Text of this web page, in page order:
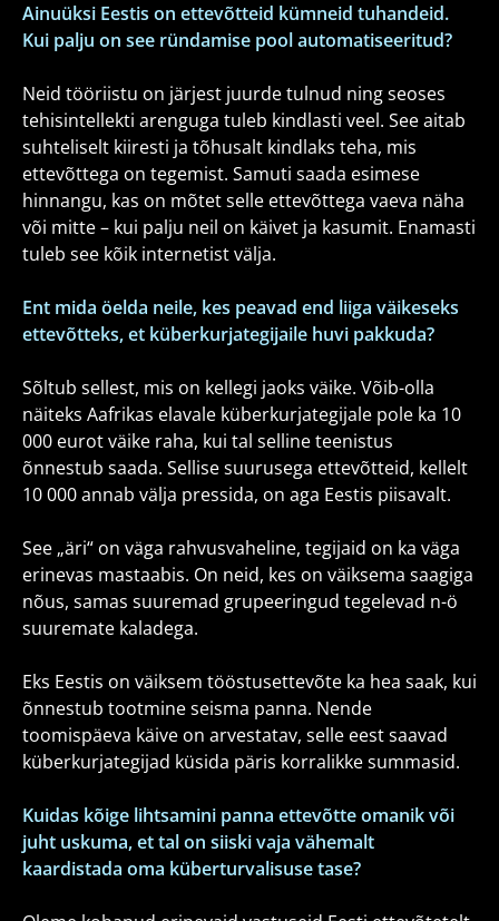
Ainuüksi Eestis on ettevõtteid kümneid tuhandeid.
Kui palju on see ründamise pool automatiseeritud?
Neid tööriistu on järjest juurde tulnud ning seoses
tehisintellekti arenguga tuleb kindlasti veel. See aitab
suhteliselt kiiresti ja tõhusalt kindlaks teha, mis
ettevõttega on tegemist. Samuti saada esimese
hinnangu, kas on mõtet selle ettevõttega vaeva näha
või mitte – kui palju neil on käivet ja kasumit. Enamasti
tuleb see kõik internetist välja.
Ent mida öelda neile, kes peavad end liiga väikeseks
ettevõtteks, et küberkurjategijaile huvi pakkuda?
Sõltub sellest, mis on kellegi jaoks väike. Võib-olla
näiteks Aafrikas elavale küberkurjategijale pole ka 10
000 eurot väike raha, kui tal selline teenistus
õnnestub saada. Sellise suurusega ettevõtteid, kellelt
10 000 annab välja pressida, on aga Eestis piisavalt.
See „äri“ on väga rahvusvaheline, tegijaid on ka väga
erinevas mastaabis. On neid, kes on väiksema saagiga
nõus, samas suuremad grupeeringud tegelevad n-ö
suuremate kaladega.
Eks Eestis on väiksem tööstusettevõte ka hea saak, kui
õnnestub tootmine seisma panna. Nende
toomispäeva käive on arvestatav, selle eest saavad
küberkurjategijad küsida päris korralikke summasid.
Kuidas kõige lihtsamini panna ettevõtte omanik või
juht uskuma, et tal on siiski vaja vähemalt
kaardistada oma küberturvalisuse tase?